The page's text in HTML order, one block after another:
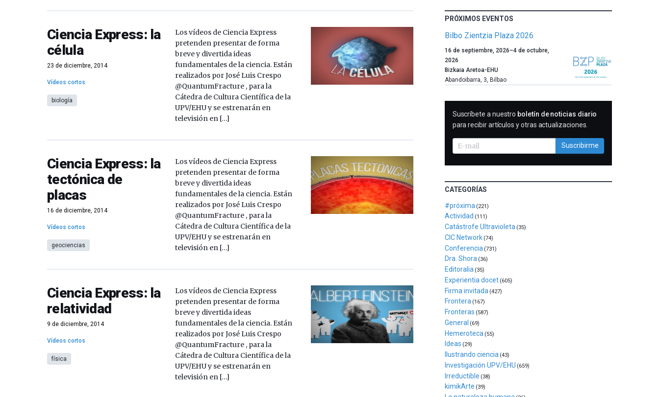
Ciencia Express: la
célula
23 de diciembre, 2014
Vídeos cortos
biología
Los vídeos de Ciencia Express
pretenden presentar de forma
breve y divertida ideas
fundamentales de la ciencia. Están
realizados por José Luis Crespo
@QuantumFracture , para la
Cátedra de Cultura Científica de la
UPV/EHU y se estrenarán en
televisión en […]
Ciencia Express: la
tectónica de
placas
16 de diciembre, 2014
Vídeos cortos
geociencias
Los vídeos de Ciencia Express
pretenden presentar de forma
breve y divertida ideas
fundamentales de la ciencia. Están
realizados por José Luis Crespo
@QuantumFracture , para la
Cátedra de Cultura Científica de la
UPV/EHU y se estrenarán en
televisión en […]
Ciencia Express: la
relatividad
9 de diciembre, 2014
Vídeos cortos
física
Los vídeos de Ciencia Express
pretenden presentar de forma
breve y divertida ideas
fundamentales de la ciencia. Están
realizados por José Luis Crespo
@QuantumFracture , para la
Cátedra de Cultura Científica de la
UPV/EHU y se estrenarán en
televisión en […]
PRÓXIMOS EVENTOS
Bilbo Zientzia Plaza 2026
Un
año
más,
Bilbao
otoño
con
de
novena
de
Bilbo
Zientzia
Plaza
(BZP),
un
festival
llenará
la
ciudad
de
monólogos,
exposiciones,
conferencias,
docufórums
y
espectáculos
de
ciencia
16 de septiembre, 2026–4 de octubre,
2026
Bizkaia Aretoa-EHU
Abandoibarra, 3, Bilbao
SUSCRIBIRME
Suscríbete a nuestro boletín de noticias diario
para recibir artículos y otras actualizaciones.
Suscribirme
CATEGORÍAS
#próxima (221)
Actividad (111)
Catástrofe Ultravioleta (35)
CIC Network (74)
Conferencia (731)
Dra. Shora (36)
Editoralia (35)
Experientia docet (605)
Firma invitada (427)
Frontera (167)
Fronteras (587)
General (69)
Hemeroteca (55)
Ideas (29)
Ilustrando ciencia (43)
Investigación UPV/EHU (659)
Irreductible (38)
kimikArte (39)